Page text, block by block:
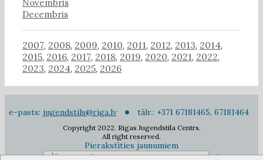
Novembris
Decembris
2007, 2008, 2009, 2010, 2011, 2012, 2013, 2014,
2015, 2016, 2017, 2018, 2019, 2020, 2021, 2022,
2023, 2024, 2025, 2026
e-pasts: jugendstils@riga.lv tālr.: +371 67181465, 67181464
Copyright 2022. Rigas Jugendstila Centrs.
All right reserved.
Pierakstīties jaunumiem